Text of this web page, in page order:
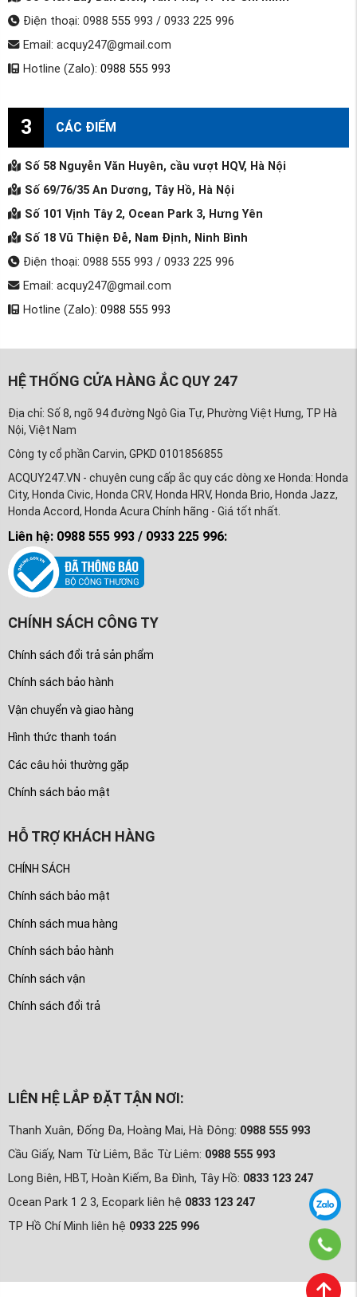
Điện thoại: 0988 555 993 / 0933 225 996
Email: acquy247@gmail.com
Hotline (Zalo): 0988 555 993
3 CÁC ĐIỂM
Số 58 Nguyễn Văn Huyên, cầu vượt HQV, Hà Nội
Số 69/76/35 An Dương, Tây Hồ, Hà Nội
Số 101 Vịnh Tây 2, Ocean Park 3, Hưng Yên
Số 18 Vũ Thiện Đễ, Nam Định, Ninh Bình
Điện thoại: 0988 555 993 / 0933 225 996
Email: acquy247@gmail.com
Hotline (Zalo): 0988 555 993
HỆ THỐNG CỬA HÀNG ẮC QUY 247
Địa chỉ: Số 8, ngõ 94 đường Ngô Gia Tự, Phường Việt Hưng, TP Hà
Nội, Việt Nam
Công ty cổ phần Carvin, GPKD 0101856855
ACQUY247.VN - chuyên cung cấp ắc quy các dòng xe Honda: Honda
City, Honda Civic, Honda CRV, Honda HRV, Honda Brio, Honda Jazz,
Honda Accord, Honda Acura Chính hãng - Giá tốt nhất.
Liên hệ: 0988 555 993 / 0933 225 996:
CHÍNH SÁCH CÔNG TY
Chính sách đổi trả sản phẩm
Chính sách bảo hành
Vận chuyển và giao hàng
Hình thức thanh toán
Các câu hỏi thường gặp
Chính sách bảo mật
HỖ TRỢ KHÁCH HÀNG
CHÍNH SÁCH
Chính sách bảo mật
Chính sách mua hàng
Chính sách bảo hành
Chính sách vận
Chính sách đổi trả
LIÊN HỆ LẮP ĐẶT TẬN NƠI:
Thanh Xuân, Đống Đa, Hoàng Mai, Hà Đông: 0988 555 993
Cầu Giấy, Nam Từ Liêm, Bắc Từ Liêm: 0988 555 993
Long Biên, HBT, Hoàn Kiếm, Ba Đình, Tây Hồ: 0833 123 247
Ocean Park 1 2 3, Ecopark liên hệ 0833 123 247
TP Hồ Chí Minh liên hệ 0933 225 996